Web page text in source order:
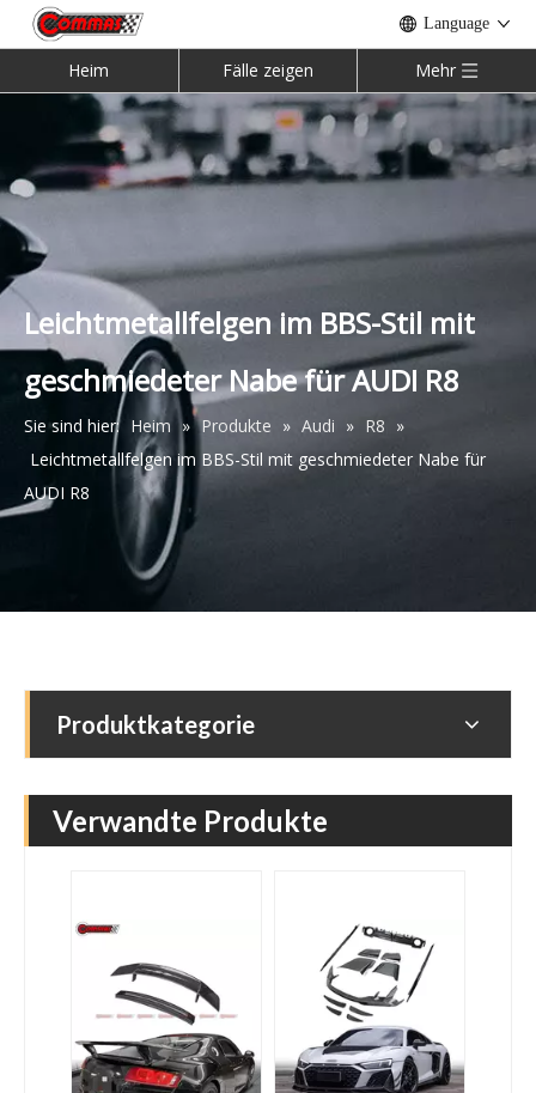
Language
Heim Fälle zeigen Mehr
Leichtmetallfelgen im BBS-Stil mit
geschmiedeter Nabe für AUDI R8
Sie sind hier: Heim » Produkte » Audi » R8 »
Leichtmetallfelgen im BBS-Stil mit geschmiedeter Nabe für
AUDI R8
Produktkategorie
Verwandte Produkte